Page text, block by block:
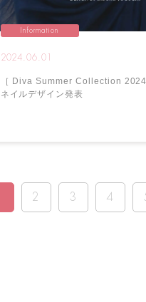
Information
2024.06.01
［ Diva Summer Collection
ネイルデザイン発表
2 3 4